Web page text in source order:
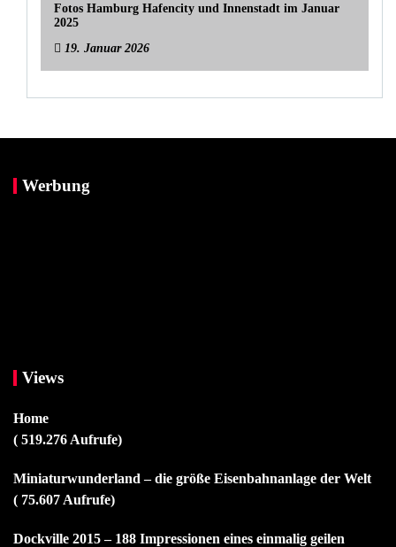
Fotos Hamburg Hafencity und Innenstadt im Januar
2025
19. Januar 2026
Werbung
Views
Home
( 519.276 Aufrufe)
Miniaturwunderland – die größe Eisenbahnanlage der Welt
( 75.607 Aufrufe)
Dockville 2015 – 188 Impressionen eines einmalig geilen